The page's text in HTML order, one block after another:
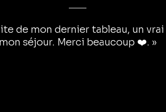
de mon dernier tableau, un
mon séjour. Merci beaucoup ❤️. »